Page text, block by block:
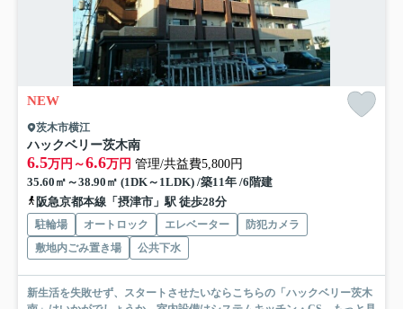
NEW
茨木市横江
ハックベリー茨木南
6.5万円～6.6万円 管理/共益費5,800円
35.60㎡～38.90㎡ (1DK～1LDK) /築11年 /6階建
阪急京都本線「摂津市」駅 徒歩28分
駐輪場 オートロック エレベーター
防犯カメラ
敷地内ごみ置き場
公共下水
新生活を失敗せず、スタートさせたいならこちらの「ハックベリー茨木